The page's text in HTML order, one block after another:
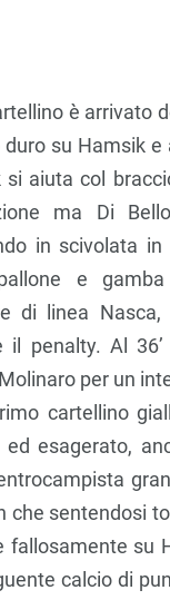
è arrivato
su Hamsik e
si aiuta col
ma Di
in scivolata
e
di linea
il penalty. Al
per un
cartellino
ed esagerato,
che sentendosi
fallosamente su
calcio di